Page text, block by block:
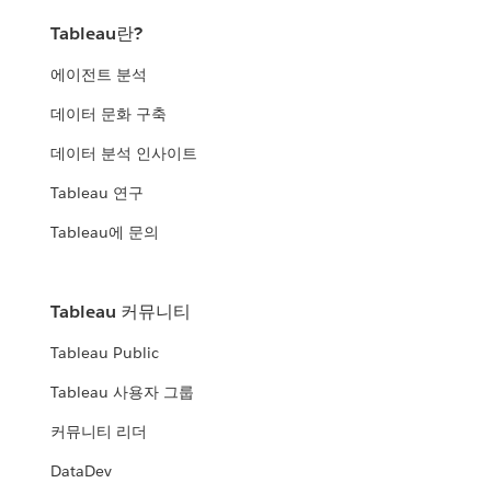
Tableau란?
에이전트 분석
데이터 문화 구축
데이터 분석 인사이트
Tableau 연구
Tableau에 문의
Tableau 커뮤니티
Tableau Public
Tableau 사용자 그룹
커뮤니티 리더
DataDev